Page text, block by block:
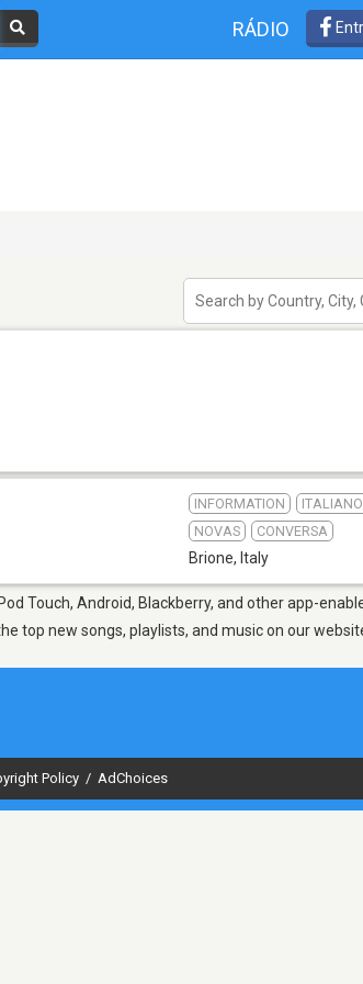
RÁDIO
INFORMATION
ITALIANO
NOVAS
CONVERSA
Brione, Italy
Touch, Android, Blackberry, and other app-
top new songs, playlists, and music on our
Policy / AdChoices